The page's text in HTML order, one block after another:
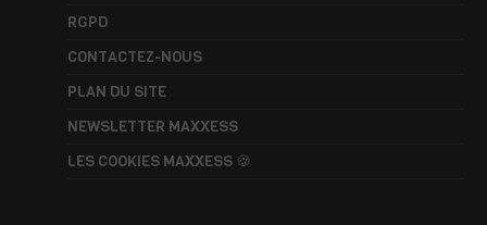
RGPD
CONTACTEZ-NOUS
PLAN DU SITE
NEWSLETTER MAXXESS
LES COOKIES MAXXESS 🍪